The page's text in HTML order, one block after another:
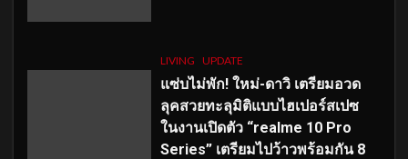
LIVING UPDATE
แซ่บไม่พัก! ใหม่-ดาวิ เตรียมอวด
ลุคสวยทะลุมิติแบบไฮเปอร์สเปซ
ในงานเปิดตัว “realme 10 Pro
Series” เตรียมไปว้าวพร้อมกัน 8